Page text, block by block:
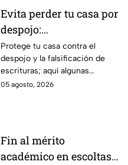
Evita perder tu casa por
despojo:
Recomendaciones
notariales para blindar
tu patrimonio en CDMX
Protege tu casa contra el
despojo y la falsificación de
escrituras; aquí algunas
recomendaciones de expertos
05 agosto, 2026
Fin al mérito
académico en escoltas